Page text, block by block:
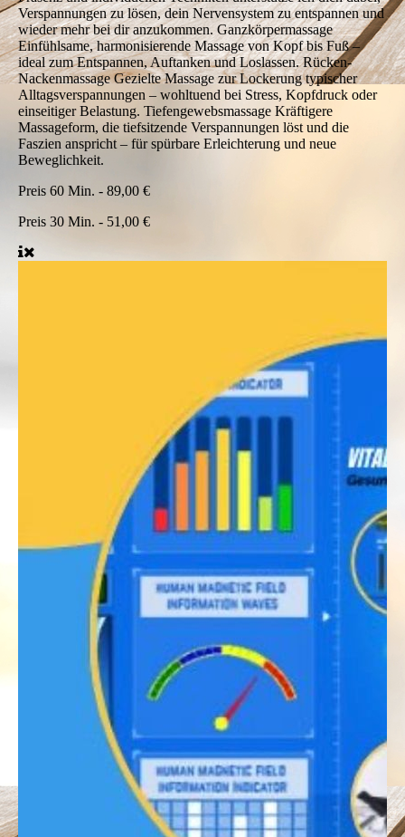
Verspannungen zu lösen, dein Nervensystem zu entspannen und
wieder mehr bei dir anzukommen. Ganzkörpermassage
Einfühlsame, harmonisierende Massage von Kopf bis Fuß –
ideal zum Entspannen, Auftanken und Loslassen. Rücken-
Nackenmassage Gezielte Massage zur Lockerung typischer
Alltagsverspannungen – wohltuend bei Stress, Kopfdruck oder
einseitiger Belastung. Tiefengewebsmassage Kräftigere
Massageform, die tiefsitzende Verspannungen löst und die
Faszien anspricht – für spürbare Erleichterung und neue
Beweglichkeit.
Preis 60 Min. - 89,00 €
Preis 30 Min. - 51,00 €